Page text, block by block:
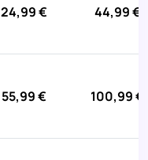
24,99 € 44,99 €
55,99 € 100,99 €